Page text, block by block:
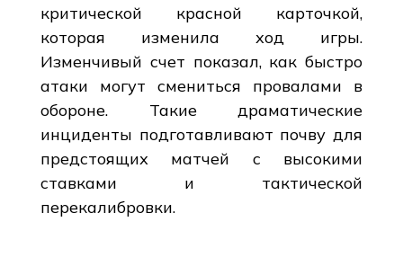
критической красной карточкой,
которая изменила ход игры.
Изменчивый счет показал, как быстро
атаки могут смениться провалами в
обороне. Такие драматические
инциденты подготавливают почву для
предстоящих матчей с высокими
ставками и тактической
перекалибровки.